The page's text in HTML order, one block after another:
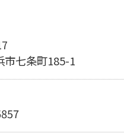
市七条町185-1